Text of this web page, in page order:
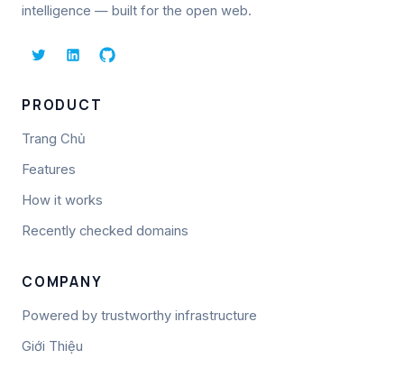
intelligence — built for the open web.
PRODUCT
Trang Chủ
Features
How it works
Recently checked domains
COMPANY
Powered by trustworthy infrastructure
Giới Thiệu